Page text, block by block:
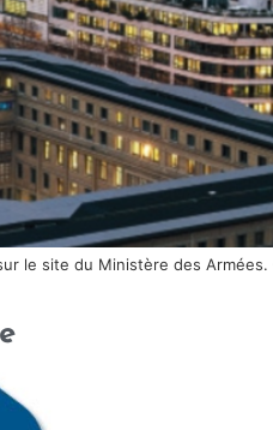
le site du Ministère des